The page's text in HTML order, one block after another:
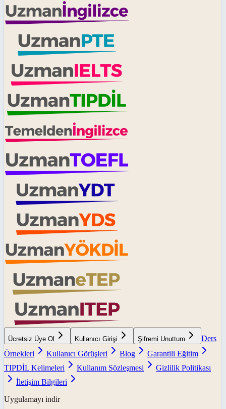
Ücretsiz Üye Ol Kullanıcı Girişi Şifremi Unuttum
Ders
Örnekleri
Kullanıcı Görüşleri Blog
Garantili Eğitim
TIPDİL Kelimeleri
Kullanım Sözleşmesi
Gizlilik Politikası
İletişim Bilgileri
Uygulamayı indir